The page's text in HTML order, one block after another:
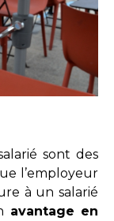
sont des
l’employeur
à un salarié
avantage en